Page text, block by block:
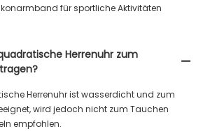
für sportliche Aktivitäten
Herrenuhr zum
Herrenuhr ist wasserdicht und zum
wird jedoch nicht zum Tauchen
empfohlen.